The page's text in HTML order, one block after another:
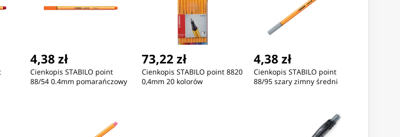
4,38 zł
Cienkopis STABILO point
88/54 0.4mm pomarańczowy
73,22 zł
Cienkopis STABILO point 8820
0,4mm 20 kolorów
4,38 zł
Cienkopis STABILO point
88/95 szary zimny średni